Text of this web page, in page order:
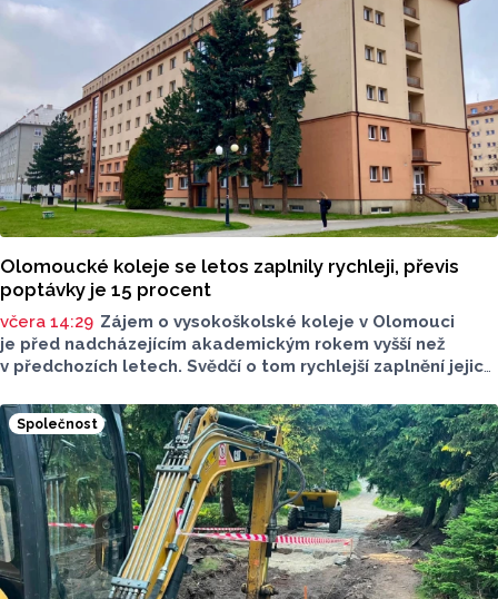
Olomoucké koleje se letos zaplnily rychleji, převis
poptávky je 15 procent
včera 14:29 Zájem o vysokoškolské koleje v Olomouci
je před nadcházejícím akademickým rokem vyšší než
v předchozích letech. Svědčí o tom rychlejší zaplnění jejich
ČTK mluvčí Univerzity Palackého (UP) v Olomouci Egon
Havrlant. Celková kapacita lůžek na kolejích je letos
zhruba 4300, o dalších přibližně 500 míst se tento počet
navýší příští rok po přestavbě bloku kolejí J. L. Fischera,
doplnil mluvčí.
Společnost